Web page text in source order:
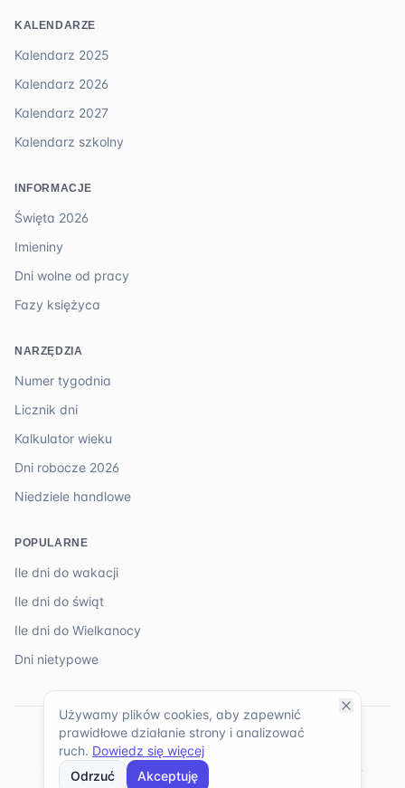
KALENDARZE
Kalendarz 2025
Kalendarz 2026
Kalendarz 2027
Kalendarz szkolny
INFORMACJE
Święta 2026
Imieniny
Dni wolne od pracy
Fazy księżyca
NARZĘDZIA
Numer tygodnia
Licznik dni
Kalkulator wieku
Dni robocze 2026
Niedziele handlowe
POPULARNE
Ile dni do wakacji
Ile dni do świąt
Ile dni do Wielkanocy
Dni nietypowe
2026 TopKalendarz. Wszystkie prawa zastrzeżone.
RegulaminPolityka prywatności
Dane kalendarzowe dla Polski · Treści mają charakter informacyjny
Używamy plików cookies, aby zapewnić
prawidłowe działanie strony i analizować
ruch. Dowiedz się więcej
Odrzuć
Akceptuję